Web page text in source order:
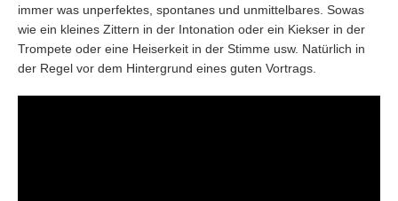
immer was unperfektes, spontanes und unmittelbares. Sowas
wie ein kleines Zittern in der Intonation oder ein Kiekser in der
Trompete oder eine Heiserkeit in der Stimme usw. Natürlich in
der Regel vor dem Hintergrund eines guten Vortrags.